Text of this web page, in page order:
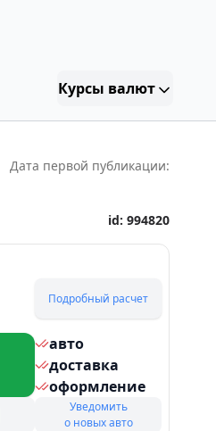
Курсы валют
Дата первой публикации:
id: 994820
Подробный расчет
авто
доставка
оформление
Уведомить
о новых авто